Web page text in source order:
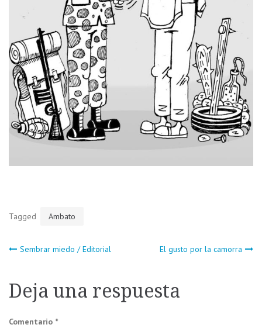
Tagged Ambato
Navegación
de
entradas
Sembrar miedo / Editorial El gusto por la camorra
Deja una respuesta
Comentario *